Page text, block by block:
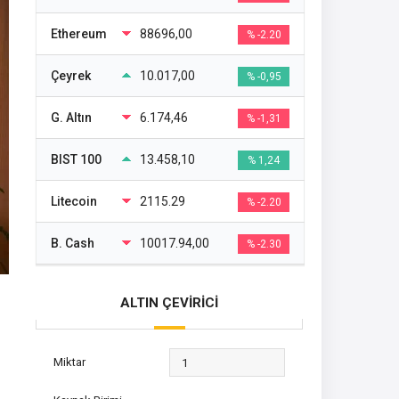
Ethereum 88696,00 % -2.20
Çeyrek 10.017,00 % -0,95
G. Altın 6.174,46 % -1,31
BIST 100 13.458,10 % 1,24
Litecoin 2115.29 % -2.20
B. Cash 10017.94,00 % -2.30
ALTIN ÇEVİRİCİ
Miktar